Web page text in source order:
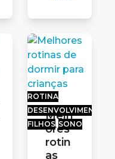
ROTINA
DESENVOLVIMENTO
FILHOS SONO
Melh
ores
rotin
as